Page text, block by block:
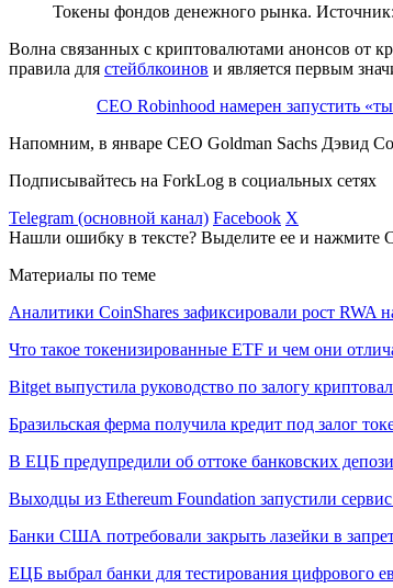
Токены фондов денежного рынка. Источник:
Волна связанных с криптовалютами анонсов от
правила для стейблкоинов и является первым
CEO Robinhood намерен запустить
Напомним, в январе CEO Goldman Sachs Дэвид
Подписывайтесь на ForkLog в социальных сетях
Telegram (основной канал) Facebook X
Нашли ошибку в тексте? Выделите ее и нажмите
Материалы по теме
Аналитики CoinShares зафиксировали рост RWA
Что такое токенизированные ETF и чем они
Bitget выпустила руководство по залогу
Бразильская ферма получила кредит под залог
В ЕЦБ предупредили об оттоке банковских
Выходцы из Ethereum Foundation запустили
Банки США потребовали закрыть лазейки в
ЕЦБ выбрал банки для тестирования цифрового